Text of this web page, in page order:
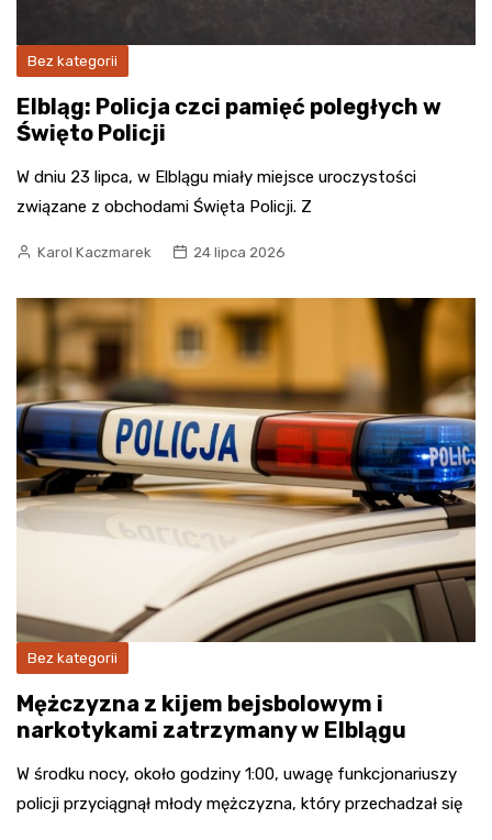
Bez kategorii
Elbląg: Policja czci pamięć poległych w
Święto Policji
W dniu 23 lipca, w Elblągu miały miejsce uroczystości
związane z obchodami Święta Policji. Z
Karol Kaczmarek 24 lipca 2026
Bez kategorii
Mężczyzna z kijem bejsbolowym i
narkotykami zatrzymany w Elblągu
W środku nocy, około godziny 1:00, uwagę funkcjonariuszy
policji przyciągnął młody mężczyzna, który przechadzał się